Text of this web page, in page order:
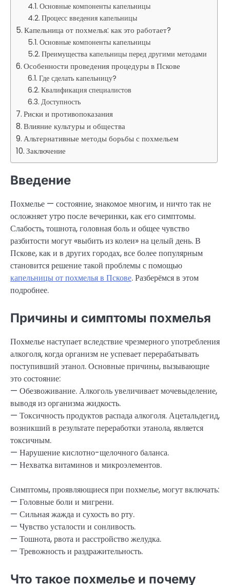
Основные компоненты капельницы
Процесс введения капельницы
Капельница от похмелья: как это работает?
Основные компоненты капельницы
Преимущества капельницы перед другими методами
Особенности проведения процедуры в Пскове
Где сделать капельницу?
Квалификация специалистов
Доступность
Риски и противопоказания
Влияние культуры и общества
Альтернативные методы борьбы с похмельем
Заключение
Введение
Похмелье — состояние, знакомое многим, и ничто так не
осложняет утро после вечеринки, как его симптомы.
Слабость, тошнота, головная боль и общее чувство
разбитости могут «выбить из колеи» на целый день. В
Пскове, как и в других городах, все более популярным
становится решение такой проблемы с помощью
капельницы от похмелья в Пскове. Разберёмся в этом
подробнее.
Причины и симптомы похмелья
Похмелье наступает вследствие чрезмерного употребления
алкоголя, когда организм не успевает перерабатывать
поступивший этанол. Основные причины, вызывающие
это состояние:
— Обезвоживание. Алкоголь увеличивает мочевыделение,
выводя из организма жидкость.
— Токсичность продуктов распада алкоголя. Ацетальдегид,
возникший в результате переработки этанола, является
токсичным.
— Нарушение кислотно-щелочного баланса.
— Нехватка витаминов и микроэлементов.
Симптомы, проявляющиеся при похмелье, могут включать:
— Головные боли и мигрени.
— Сильная жажда и сухость во рту.
— Чувство усталости и сонливость.
— Тошнота, рвота и расстройство желудка.
— Тревожность и раздражительность.
Что такое похмелье и почему